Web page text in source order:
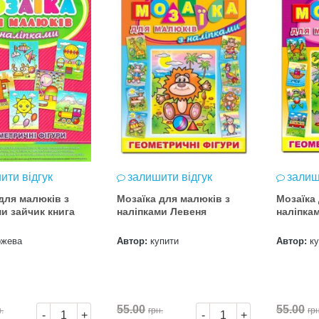
відгук
малюків з
зайчик книга
- +
залишити відгук
Мозаїка для малюків з
наліпками Левеня
Автор: купити
- +
55.00 грн.
Автор:
55.00